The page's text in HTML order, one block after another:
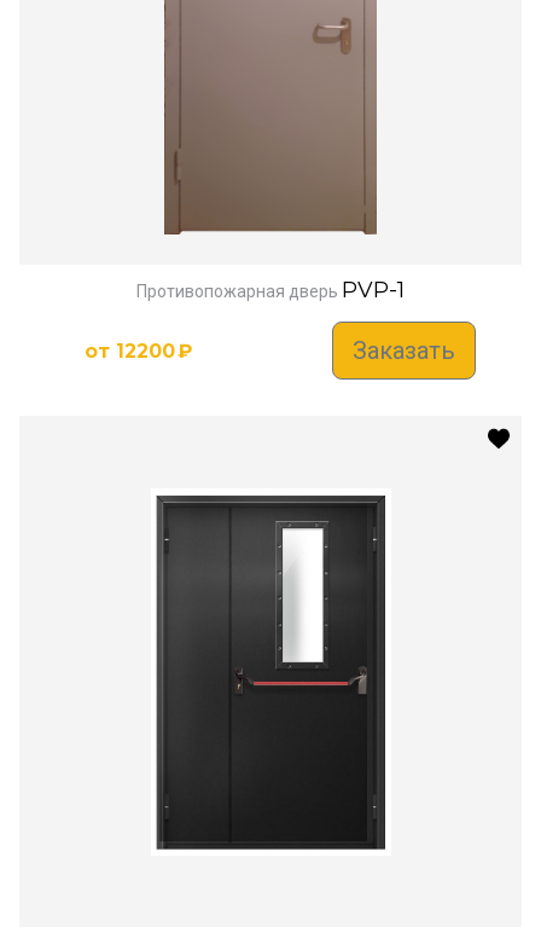
Противопожарная дверь PVP-1
от 12200₽ Заказать